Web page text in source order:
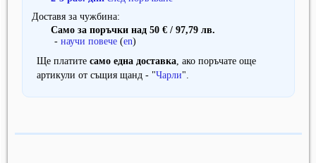
Доставя за чужбина
Само за поръчки над 50 € / 97,79 лв.
- научи повече (en)
Ще платите само една доставка, ако поръчате още
артикули от същия щанд - "Чарли".